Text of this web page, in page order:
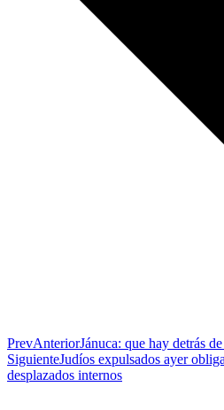
PrevAnteriorJánuca: que hay detrás
SiguienteJudíos expulsados ayer
desplazados internos